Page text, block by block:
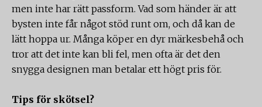
men inte har rätt passform. Vad som händer är att
bysten inte får något stöd runt om, och då kan de
lätt hoppa ur. Många köper en dyr märkesbehå och
tror att det inte kan bli fel, men ofta är det den
snygga designen man betalar ett högt pris för.
Tips för skötsel?